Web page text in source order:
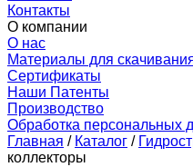
Контакты
О компании
О нас
Материалы для
Сертификаты
Наши Патенты
Производство
Обработка персональных
Главная / Каталог /
коллекторы